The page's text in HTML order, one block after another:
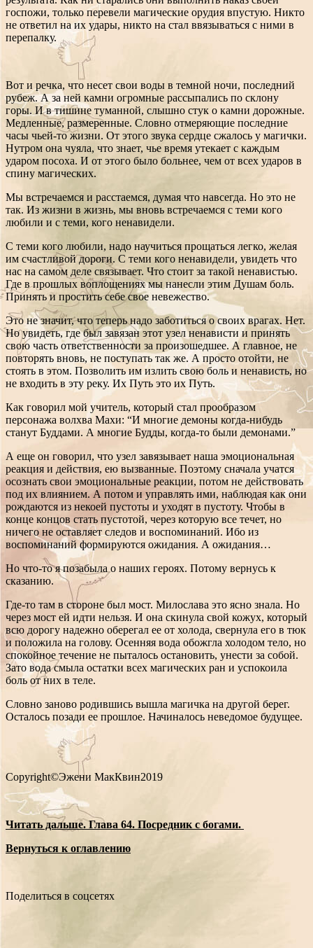
госпожи, только перевели магические орудия впустую. Никто
не ответил на их удары, никто на стал ввязываться с ними в
перепалку.
Вот и речка, что несет свои воды в темной ночи, последний
рубеж. А за ней камни огромные рассыпались по склону
горы. И в тишине туманной, слышно стук о камни дорожные.
Медленные, размеренные. Словно отмеряющие последние
часы чьей-то жизни. От этого звука сердце сжалось у магички.
Нутром она чуяла, что знает, чье время утекает с каждым
ударом посоха. И от этого было больнее, чем от всех ударов в
спину магических.
Мы встречаемся и расстаемся, думая что навсегда. Но это не
так. Из жизни в жизнь, мы вновь встречаемся с теми кого
любили и с теми, кого ненавидели.
С теми кого любили, надо научиться прощаться легко, желая
им счастливой дороги. С теми кого ненавидели, увидеть что
нас на самом деле связывает. Что стоит за такой ненавистью.
Где в прошлых воплощениях мы нанесли этим Душам боль.
Принять и простить себе свое невежество.
Это не значит, что теперь надо заботиться о своих врагах. Нет.
Но увидеть, где был завязан этот узел ненависти и принять
свою часть ответственности за произошедшее. А главное, не
повторять вновь, не поступать так же. А просто отойти, не
стоять в этом. Позволить им излить свою боль и ненависть, но
не входить в эту реку. Их Путь это их Путь.
Как говорил мой учитель, который стал прообразом
персонажа волхва Махи: “И многие демоны когда-нибудь
станут Буддами. А многие Будды, когда-то были демонами.”
А еще он говорил, что узел завязывает наша эмоциональная
реакция и действия, ею вызванные. Поэтому сначала учатся
осознать свои эмоциональные реакции, потом не действовать
под их влиянием. А потом и управлять ими, наблюдая как они
рождаются из некоей пустоты и уходят в пустоту. Чтобы в
конце концов стать пустотой, через которую все течет, но
ничего не оставляет следов и воспоминаний. Ибо из
воспоминаний формируются ожидания. А ожидания…
Но что-то я позабыла о наших героях. Потому вернусь к
сказанию.
Где-то там в стороне был мост. Милослава это ясно знала. Но
через мост ей идти нельзя. И она скинула свой кожух, который
всю дорогу надежно оберегал ее от холода, свернула его в тюк
и положила на голову. Осенняя вода обожгла холодом тело, но
спокойное течение не пыталось остановить, унести за собой.
Зато вода смыла остатки всех магических ран и успокоила
боль от них в теле.
Словно заново родившись вышла магичка на другой берег.
Осталось позади ее прошлое. Начиналось неведомое будущее.
Copyright©Эжени МакКвин2019
Читать дальше. Глава 64. Посредник с богами.
Вернуться к оглавлению
Поделиться в соцсетях